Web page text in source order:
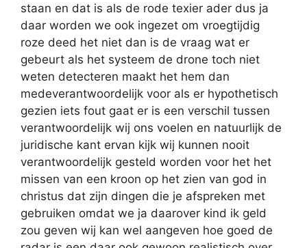
staan en dat is als de rode texier ader dus ja
daar worden we ook ingezet om vroegtijdig
roze deed het niet dan is de vraag wat er
gebeurt als het systeem de drone toch niet
weten detecteren maakt het hem dan
medeverantwoordelijk voor als er hypothetisch
gezien iets fout gaat er is een verschil tussen
verantwoordelijk wij ons voelen en natuurlijk de
juridische kant ervan kijk wij kunnen nooit
verantwoordelijk gesteld worden voor het het
missen van een kroon op het zien van god in
christus dat zijn dingen die je afspreken met
gebruiken omdat we ja daarover kind ik geld
zou geven wij kan wel aangeven hoe goed de